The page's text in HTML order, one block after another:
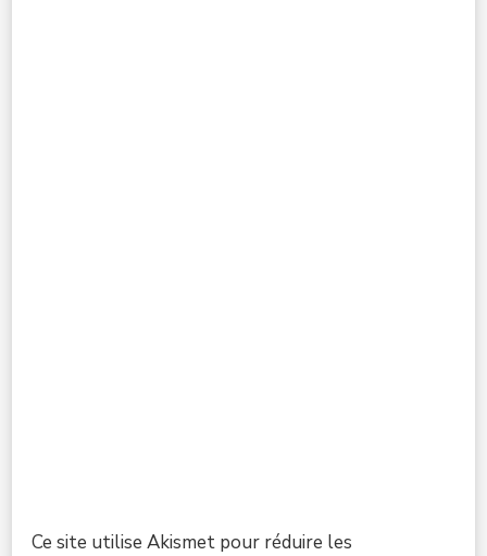
Ce site utilise Akismet pour réduire les